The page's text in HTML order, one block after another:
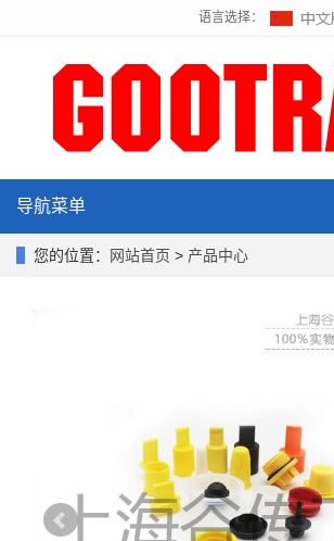
语言选择：
导航菜单
您的位置： 网站首页 > 产品中心